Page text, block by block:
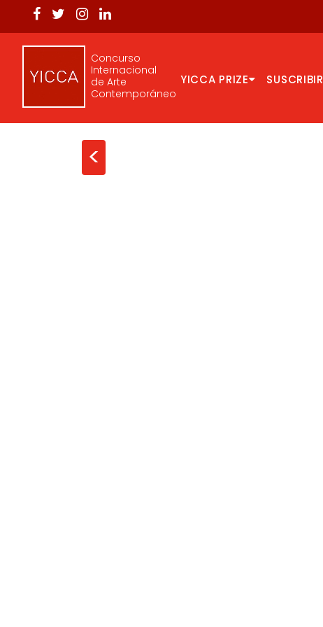
Concurso
Internacional
de Arte
Contemporáneo
YICCA PRIZE SUSCRIBIR
<